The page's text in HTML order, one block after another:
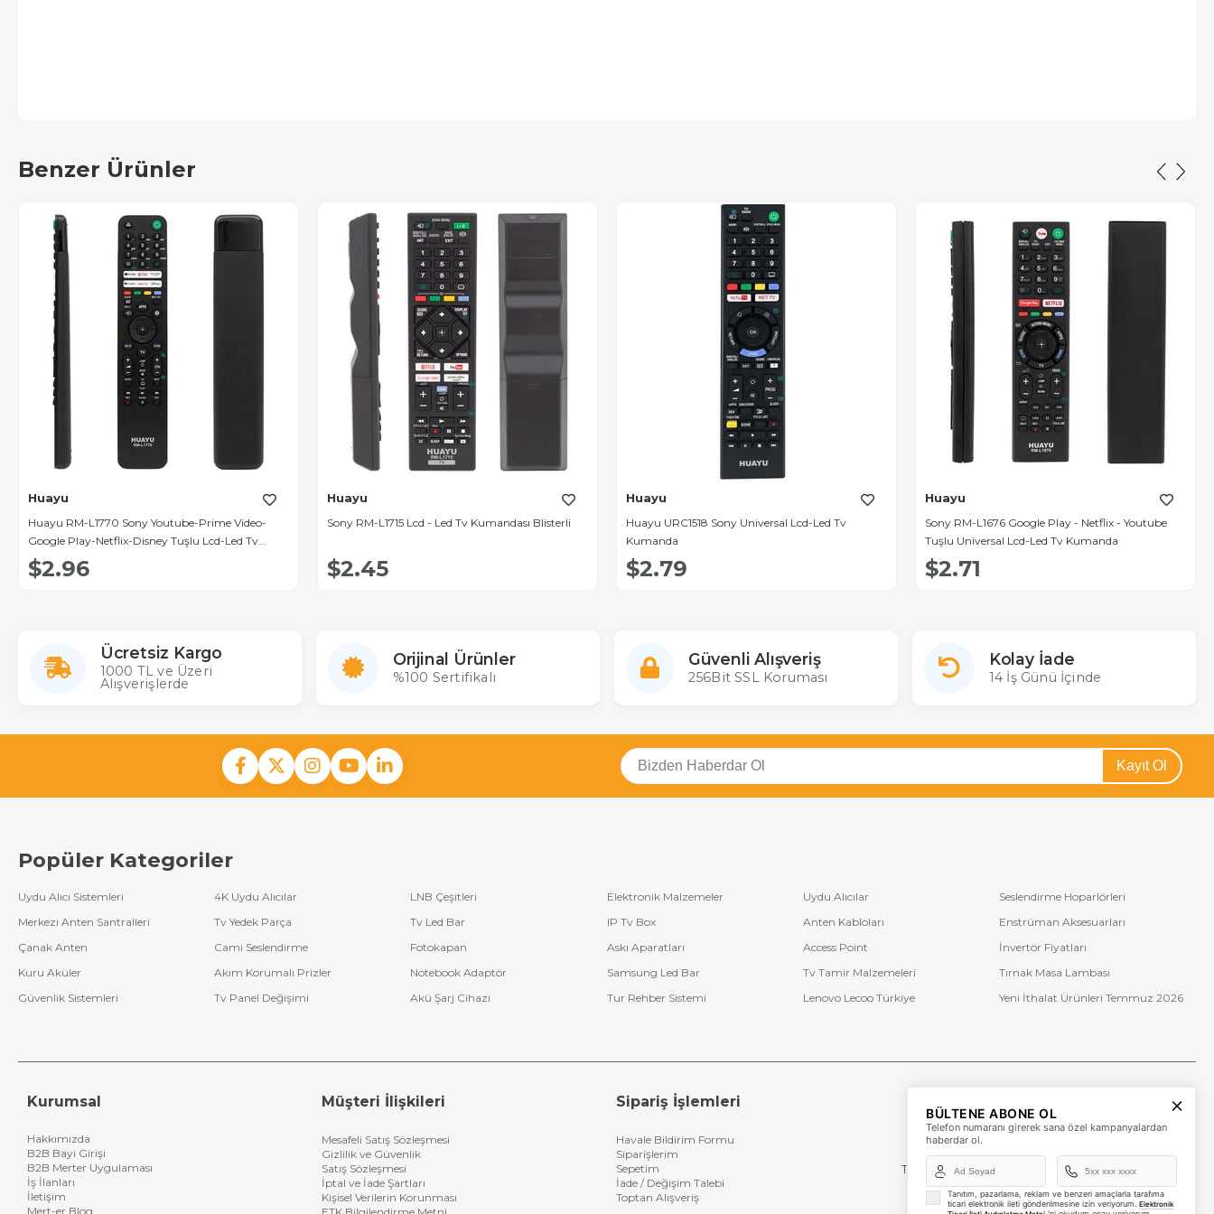
Benzer Ürünler
Huayu
Huayu RM-L1770 Sony Youtube-Prime Video-
Google Play-Netflix-Disney Tuşlu Lcd-Led Tv
Kumanda
$2.96
Huayu
Sony RM-L1715 Lcd - Led Tv Kumandası Blisterli
$2.45
Huayu
Huayu URC1518 Sony Universal Lcd-Led Tv
Kumanda
$2.79
Huayu
Sony RM-L1676 Google Play - Netflix - Youtube
Tuşlu Universal Lcd-Led Tv Kumanda
$2.71
Ücretsiz Kargo
1000 TL ve Üzeri
Alışverişlerde
Orijinal Ürünler
%100 Sertifikalı
Güvenli Alışveriş
256Bit SSL Koruması
Kolay İade
14 İş Günü İçinde
Kayıt Ol
Popüler Kategoriler
Uydu Alıcı Sistemleri 4K Uydu Alıcılar LNB Çeşitleri Elektronik Malzemeler Uydu Alıcılar
Seslendirme Hoparlörleri
Merkezi Anten Santralleri
Tv Yedek Parça Tv Led Bar IP Tv Box Anten Kabloları
Enstrüman Aksesuarları
Çanak Anten
Cami Seslendirme Fotokapan Askı Aparatları Access Point
İnvertör Fiyatları
Kuru Aküler
Akım Korumalı Prizler Notebook Adaptör Samsung Led Bar Tv Tamir Malzemeleri
Tırnak Masa Lambası
Güvenlik Sistemleri
Tv Panel Değişimi Akü Şarj Cihazı Tur Rehber Sistemi Lenovo Lecoo Türkiye Yeni İthalat Ürünleri Temmuz 2026
Kurumsal
Hakkımızda
B2B Bayi Girişi
B2B Merter Uygulaması
İş İlanları
İletişim
Mert-er Blog
Müşteri İlişkileri
Mesafeli Satış Sözleşmesi
Gizlilik ve Güvenlik
Satış Sözleşmesi
İptal ve İade Şartları
Kişisel Verilerin Korunması
Sipariş İşlemleri
Havale Bildirim Formu
Siparişlerim
Sepetim
İade / Değişim Talebi
Toptan Alışveriş
+90 (850) 473 08 08
Tevfik Bey Mah. Dr. Ali Demir Cd. No:51 Kat:2 Kobi İş
Merkezi
Küçükçekmece / İstanbul
BÜLTENE ABONE OL
Telefon numaranı girerek sana özel kampanyalardan
haberdar ol.
Tanıtım, pazarlama, reklam ve benzeri amaçlarla tarafıma
ticari elektronik ileti gönderilmesine izin veriyorum. Elektronik